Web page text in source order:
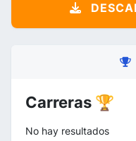
Carreras 🏆
No hay resultados